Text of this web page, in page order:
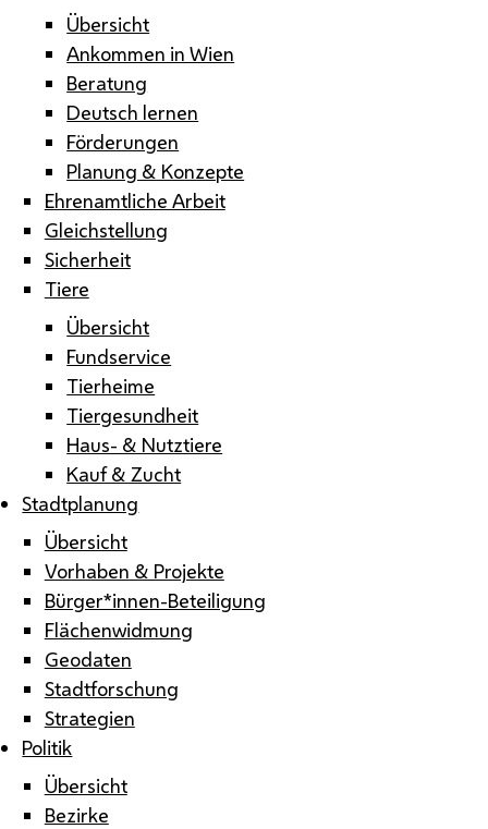
Übersicht
Ankommen in Wien
Beratung
Deutsch lernen
Förderungen
Planung & Konzepte
Ehrenamtliche Arbeit
Gleichstellung
Sicherheit
Tiere
Übersicht
Fundservice
Tierheime
Tiergesundheit
Haus- & Nutztiere
Kauf & Zucht
Stadtplanung
Übersicht
Vorhaben & Projekte
Bürger*innen-Beteiligung
Flächenwidmung
Geodaten
Stadtforschung
Strategien
Politik
Übersicht
Bezirke